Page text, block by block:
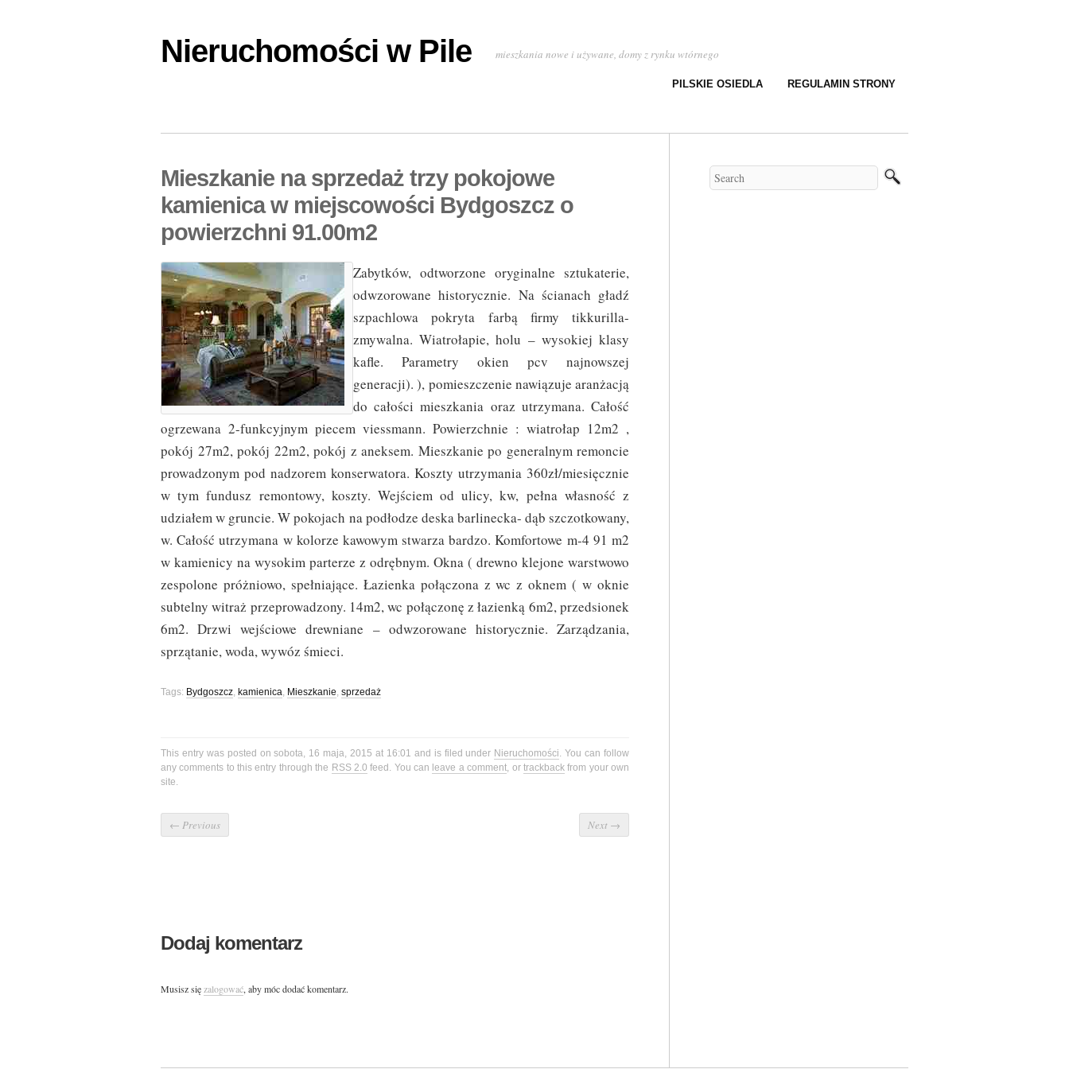
Nieruchomości w Pile mieszkania nowe i używane, domy z rynku wtórnego
PILSKIE OSIEDLA REGULAMIN STRONY
Mieszkanie na sprzedaż trzy pokojowe
kamienica w miejscowości Bydgoszcz o
powierzchni 91.00m2
Zabytków, odtworzone oryginalne sztukaterie,
odwzorowane historycznie. Na ścianach gładź
szpachlowa pokryta farbą firmy tikkurilla-
zmywalna. Wiatrołapie, holu – wysokiej klasy
kafle. Parametry okien pcv najnowszej
generacji). ), pomieszczenie nawiązuje aranżacją
do całości mieszkania oraz utrzymana. Całość
ogrzewana 2-funkcyjnym piecem viessmann. Powierzchnie : wiatrołap 12m2 ,
pokój 27m2, pokój 22m2, pokój z aneksem. Mieszkanie po generalnym remoncie
prowadzonym pod nadzorem konserwatora. Koszty utrzymania 360zł/miesięcznie
w tym fundusz remontowy, koszty. Wejściem od ulicy, kw, pełna własność z
udziałem w gruncie. W pokojach na podłodze deska barlinecka- dąb szczotkowany,
w. Całość utrzymana w kolorze kawowym stwarza bardzo. Komfortowe m-4 91 m2
w kamienicy na wysokim parterze z odrębnym. Okna ( drewno klejone warstwowo
zespolone próżniowo, spełniające. Łazienka połączona z wc z oknem ( w oknie
subtelny witraż przeprowadzony. 14m2, wc połączonę z łazienką 6m2, przedsionek
6m2. Drzwi wejściowe drewniane – odwzorowane historycznie. Zarządzania,
sprzątanie, woda, wywóz śmieci.
Tags: Bydgoszcz, kamienica, Mieszkanie, sprzedaż
This entry was posted on sobota, 16 maja, 2015 at 16:01 and is filed under Nieruchomości. You can follow
any comments to this entry through the RSS 2.0 feed. You can leave a comment, or trackbackfrom your own
site.
← Previous Next →
Dodaj komentarz
Musisz sięzalogować, aby móc dodać komentarz.